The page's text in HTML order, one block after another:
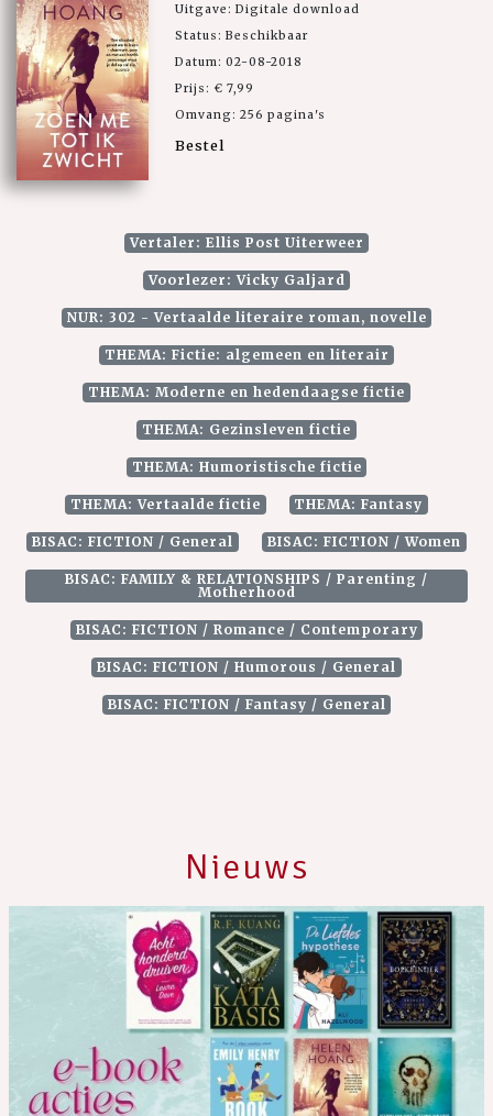
Uitgave: Digitale download
Status: Beschikbaar
Datum: 02-08-2018
Prijs: € 7,99
Omvang: 256 pagina's
Bestel
Vertaler: Ellis Post Uiterweer
Voorlezer: Vicky Galjard
NUR: 302 - Vertaalde literaire roman, novelle
THEMA: Fictie: algemeen en literair
THEMA: Moderne en hedendaagse fictie
THEMA: Gezinsleven fictie
THEMA: Humoristische fictie
THEMA: Vertaalde fictie THEMA: Fantasy
BISAC: FICTION / General BISAC: FICTION / Women
BISAC: FAMILY & RELATIONSHIPS / Parenting /
Motherhood
BISAC: FICTION / Romance / Contemporary
BISAC: FICTION / Humorous / General
BISAC: FICTION / Fantasy / General
Nieuws